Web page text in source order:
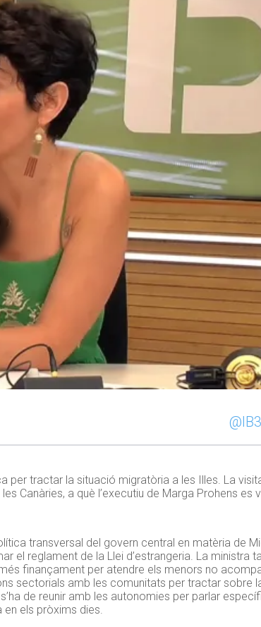
per tractar la situació migratòria a les Illes. La
Canàries, a què l’executiu de Marga Prohens es
transversal del govern central en matèria de
el reglament de la Llei d’estrangeria. La ministra
finançament per atendre els menors no
sectorials amb les comunitats per tractar sobre
de reunir amb les autonomies per parlar
els pròxims dies.